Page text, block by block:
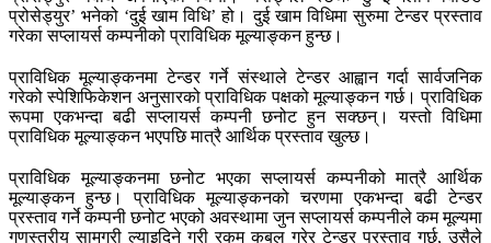
प्रोसेड्युर’ भनेको ‘दुई खाम विधि’ हो। दुई खाम विधिमा सुरुमा टेन्डर प्रस्ताव
गरेका सप्लायर्स कम्पनीको प्राविधिक मूल्याङ्कन हुन्छ।
प्राविधिक मूल्याङ्कनमा टेन्डर गर्ने संस्थाले टेन्डर आह्वान गर्दा सार्वजनिक
गरेको स्पेशिफिकेशन अनुसारको प्राविधिक पक्षको मूल्याङ्कन गर्छ। प्राविधिक
रूपमा एकभन्दा बढी सप्लायर्स कम्पनी छनोट हुन सक्छन्। यस्तो विधिमा
प्राविधिक मूल्याङ्कन भएपछि मात्रै आर्थिक प्रस्ताव खुल्छ।
प्राविधिक मूल्याङ्कनमा छनोट भएका सप्लायर्स कम्पनीको मात्रै आर्थिक
मूल्याङ्कन हुन्छ। प्राविधिक मूल्याङ्कनको चरणमा एकभन्दा बढी टेन्डर
प्रस्ताव गर्ने कम्पनी छनोट भएको अवस्थामा जुन सप्लायर्स कम्पनीले कम मूल्यमा
गुणस्तरीय सामग्री ल्याइदिने गरी रकम कबुल गरेर टेन्डर प्रस्ताव गर्छ, उसैले